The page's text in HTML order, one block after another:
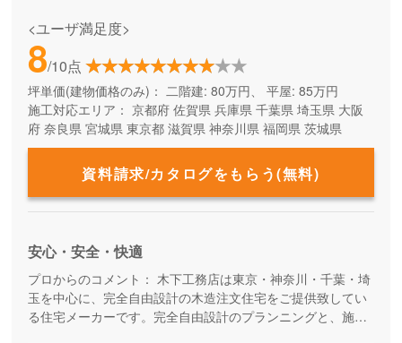
<ユーザ満足度>
8/10点
坪単価(建物価格のみ)： 二階建: 80万円、 平屋: 85万円
施工対応エリア： 京都府 佐賀県 兵庫県 千葉県 埼玉県 大阪
府 奈良県 宮城県 東京都 滋賀県 神奈川県 福岡県 茨城県
資料請求/カタログをもらう(無料)
安心・安全・快適
プロからのコメント： 木下工務店は東京・神奈川・千葉・埼
玉を中心に、完全自由設計の木造注文住宅をご提供致してい
る住宅メーカーです。完全自由設計のプランニングと、施工